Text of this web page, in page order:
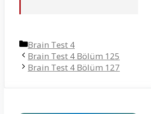
Kategoriler
Brain Test 4
Brain Test 4 Bölüm 125
Brain Test 4 Bölüm 127